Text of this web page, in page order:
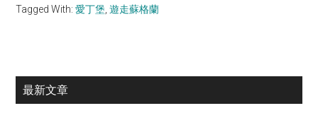
Tagged With:愛丁堡 ,遊走蘇格蘭
Primary
最新文章